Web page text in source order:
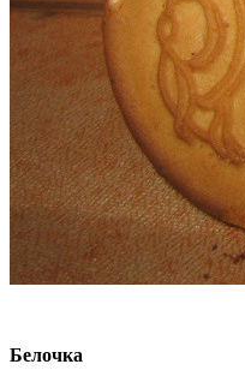
Белочка